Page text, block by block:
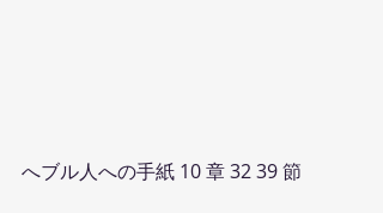
へブル人への手紙 10 章 32 39 節